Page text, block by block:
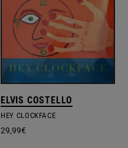
ELVIS COSTELLO
HEY CLOCKFACE
29,99€